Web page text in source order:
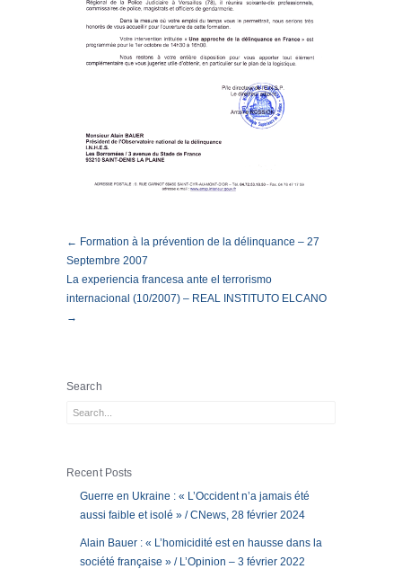
← Formation à la prévention de la délinquance – 27
Septembre 2007
La experiencia francesa ante el terrorismo
internacional (10/2007) – REAL INSTITUTO ELCANO
→
Search
Recent Posts
Guerre en Ukraine : « L’Occident n’a jamais été
aussi faible et isolé » / CNews, 28 février 2024
Alain Bauer : « L’homicidité est en hausse dans la
société française » / L’Opinion – 3 février 2022